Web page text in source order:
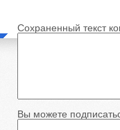
Сохраненный текст
Вы можете